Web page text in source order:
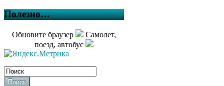
Полезно…
Обновите браузер
Самолет,
поезд, автобус
Поиск